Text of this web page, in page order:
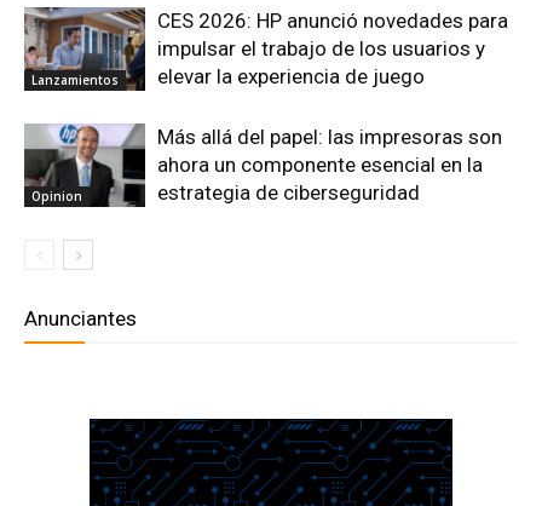
Lanzamientos
CES 2026: HP anunció novedades para
impulsar el trabajo de los usuarios y
elevar la experiencia de juego
Opinion
Más allá del papel: las impresoras son
ahora un componente esencial en la
estrategia de ciberseguridad
Anunciantes